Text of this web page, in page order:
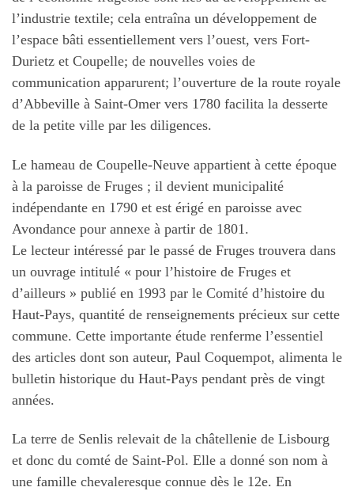
l’industrie textile; cela entraîna un développement de
l’espace bâti essentiellement vers l’ouest, vers Fort-
Durietz et Coupelle; de nouvelles voies de
communication apparurent; l’ouverture de la route royale
d’Abbeville à Saint-Omer vers 1780 facilita la desserte
de la petite ville par les diligences.
Le hameau de Coupelle-Neuve appartient à cette époque
à la paroisse de Fruges ; il devient municipalité
indépendante en 1790 et est érigé en paroisse avec
Avondance pour annexe à partir de 1801.
Le lecteur intéressé par le passé de Fruges trouvera dans
un ouvrage intitulé « pour l’histoire de Fruges et
d’ailleurs » publié en 1993 par le Comité d’histoire du
Haut-Pays, quantité de renseignements précieux sur cette
commune. Cette importante étude renferme l’essentiel
des articles dont son auteur, Paul Coquempot, alimenta le
bulletin historique du Haut-Pays pendant près de vingt
années.
La terre de Senlis relevait de la châtellenie de Lisbourg
et donc du comté de Saint-Pol. Elle a donné son nom à
une famille chevaleresque connue dès le 12e. En